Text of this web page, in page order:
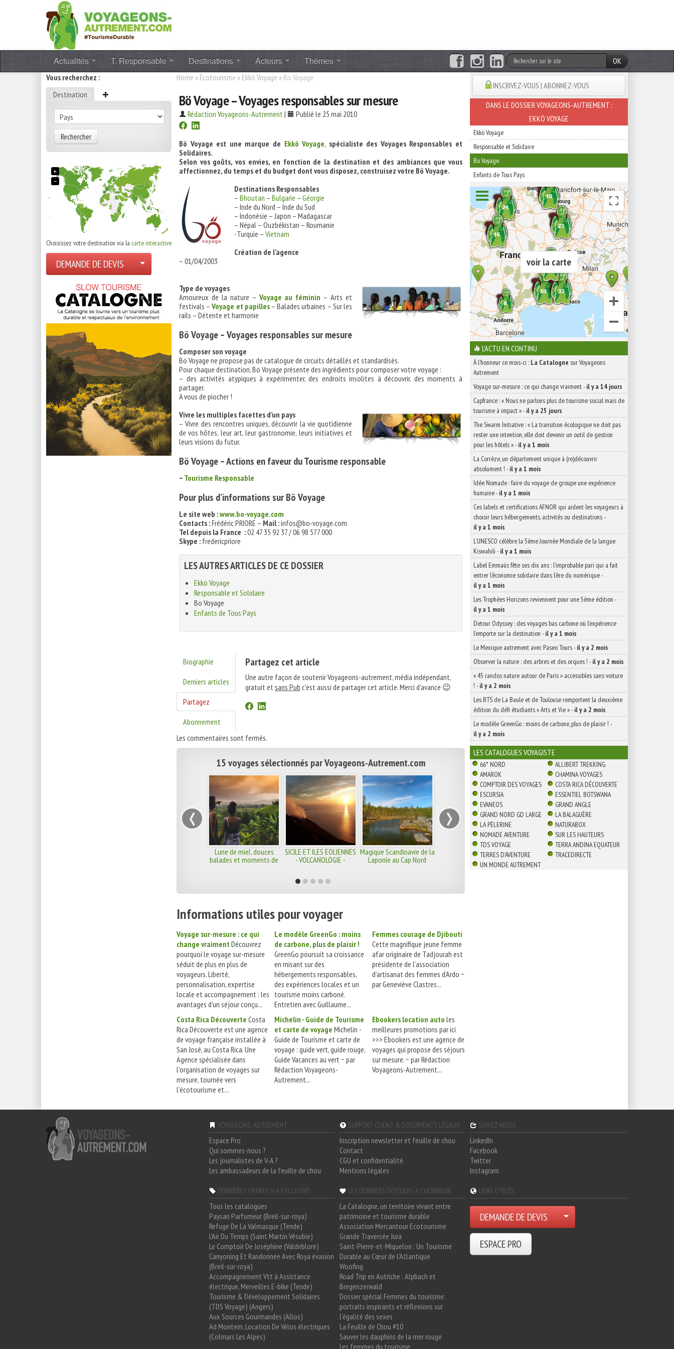
Actualités T. Responsable Destinations Acteurs Thèmes
OK
Vous recherchez :
Destination
Rechercher
+
−
Choisissez votre destination via la carte interactive
DEMANDE DE DEVIS
Home » Écotourisme » Ekkö Voyage » Bo Voyage
Bö Voyage – Voyages responsables sur mesure
Rédaction Voyageons-Autrement| Publié le 25 mai 2010
Bö Voyage est une marque de Ekkö Voyage, spécialiste des Voyages Responsables et
Solidaires.
Selon vos goûts, vos envies, en fonction de la destination et des ambiances que vous
affectionnez, du temps et du budget dont vous disposez, construisez votre Bö Voyage.
Destinations Responsables
– Bhoutan – Bulgarie – Géorgie
– Inde du Nord – Inde du Sud
– Indonésie – Japon – Madagascar
– Népal – Ouzbékistan – Roumanie
-Turquie – Vietnam
Création de l’agence
– 01/04/2003
Type de voyages
Amoureux de la nature – Voyage au féminin – Arts et
festivals –Voyage et papilles– Balades urbaines – Sur les
rails – Détente et harmonie
Bö Voyage – Voyages responsables sur mesure
Composer son voyage
Bö Voyage ne propose pas de catalogue de circuits détaillés et standardisés.
Pour chaque destination, Bö Voyage présente des ingrédients pour composer votre voyage :
– des activités atypiques à expérimenter, des endroits insolites à découvrir, des moments à
partager.
A vous de piocher !
Vivre les multiples facettes d’un pays
– Vivre des rencontres uniques, découvrir la vie quotidienne
de vos hôtes, leur art, leur gastronomie, leurs initiatives et
leurs visions du futur.
Bö Voyage – Actions en faveur du Tourisme responsable
– Tourisme Responsable
Pour plus d’informations sur Bö Voyage
Le site web :www.bo-voyage.com
Contacts :Frédéric PRIORE – Mail :infos@bo-voyage.com
Tel depuis la France :02 47 35 92 37 / 06 98 577 000
Skype : fredericpriore
LES AUTRES ARTICLES DE CE DOSSIER
Ekkö Voyage
Responsable et Solidaire
Bo Voyage
Enfants de Tous Pays
Biographie
Derniers articles
Partagez
Abonnement
Partagez cet article
Une autre façon de soutenir Voyageons-autrement, média indépendant,
gratuit etsans Pub c'est aussi de partager cet article. Merci d'avance 😉
Les commentaires sont fermés.
15 voyages sélectionnés par Voyageons-Autrement.com
Lune de miel, douces
balades et moments de
SICILE ET ILES EOLIENNES
- VOLCANOLOGIE -
Magique Scandinavie de la
Laponie au Cap Nord
‹ ›
Informations utiles pour voyager
Voyage sur-mesure : ce qui
change vraiment Découvrez
pourquoi le voyage sur-mesure
séduit de plus en plus de
voyageurs. Liberté,
personnalisation, expertise
locale et accompagnement : les
avantages d'un séjour conçu...
Le modèle GreenGo : moins
de carbone, plus de plaisir !
GreenGo poursuit sa croissance
en misant sur des
hébergements responsables,
des expériences locales et un
tourisme moins carboné.
Entretien avec Guillaume...
Femmes courage de Djibouti
Cette magnifique jeune femme
afar originaire de Tadjourah est
présidente de l’association
d’artisanat des femmes d’Ardo ~
par Geneviève Clastres...
Costa Rica Découverte Costa
Rica Découverte est une agence
de voyage française installée à
San José, au Costa Rica. Une
Agence spécialisée dans
l'organisation de voyages sur
mesure, tournée vers
l'écotourisme et...
Michelin - Guide de Tourisme
et carte de voyage Michelin -
Guide de Tourisme et carte de
voyage : guide vert, guide rouge,
Guide Vacances au vert ~ par
Rédaction Voyageons-
Autrement...
Ebookers location auto les
meilleures promotions par ici
>>> Ebookers est une agence de
voyages qui propose des séjours
sur mesure. ~ par Rédaction
Voyageons-Autrement...
INSCRIVEZ-VOUS | ABONNEZ-VOUS
DANS LE DOSSIER VOYAGEONS-AUTREMENT :
EKKÖ VOYAGE
Ekkö Voyage
Responsable et Solidaire
Bo Voyage
Enfants de Tous Pays
voir la carte
L'ACTU EN CONTINU
À l'honneur ce mois-ci : La Catalogne sur Voyageons
Autrement
Voyage sur-mesure : ce qui change vraiment-il y a 14 jours
Capfrance : « Nous ne parlons plus de tourisme social mais de
tourisme à impact »-il y a 25 jours
The Swarm Initiative : « La transition écologique ne doit pas
rester une intention, elle doit devenir un outil de gestion
pour les hôtels »-il y a 1 mois
La Corrèze, un département unique à (re)découvrir
absolument ! -il y a 1 mois
Idée Nomade : faire du voyage de groupe une expérience
humaine-il y a 1 mois
Ces labels et certifications AFNOR qui aident les voyageurs à
choisir leurs hébergements, activités ou destinations-
il y a 1 mois
L’UNESCO célèbre la 5ème Journée Mondiale de la langue
Kiswahili -il y a 1 mois
Label Emmaüs fête ses dix ans : l’improbable pari qui a fait
entrer l’économie solidaire dans l’ère du numérique-
il y a 1 mois
Les Trophées Horizons reviennent pour une 5ème édition -
il y a 1 mois
Detour Odyssey : des voyages bas carbone où l’expérience
l’emporte sur la destination -il y a 1 mois
Le Mexique autrement avec Paseo Tours-il y a 2 mois
Observer la nature : des arbres et des orques ! -il y a 2 mois
« 45 randos nature autour de Paris » accessibles sans voiture
! -il y a 2 mois
Les BTS de La Baule et de Toulouse remportent la deuxième
édition du défi étudiants « Arts et Vie »-il y a 2 mois
Le modèle GreenGo : moins de carbone, plus de plaisir ! -
il y a 2 mois
LES CATALOGUES VOYAGISTE
66° NORD
ALLIBERT TREKKING
AMAROK
CHAMINA VOYAGES
COMPTOIR DES VOYAGES
COSTA RICA DÉCOUVERTE
ESCURSIA
ESSENTIEL BOTSWANA
EVANEOS
GRAND ANGLE
GRAND NORD GD LARGE
LA BALAGUÈRE
LA PÈLERINE
NATURABOX
NOMADE AVENTURE
SUR LES HAUTEURS
TDS VOYAGE
TERRA ANDINA EQUATEUR
TERRES D'AVENTURE
TRACEDIRECTE
UN MONDE AUTREMENT
VOYAGEONS-AUTREMENT
Espace Pro
Qui sommes-nous ?
Les journalistes de V-A ?
Les ambassadeurs de la feuille de chou
SUPPORT CLIENT & DOCUMENTS LÉGAUX
Inscription newsletter et feuille de chou
Contact
CGU et confidentialité
Mentions légales
SUIVEZ-NOUS
LinkedIn
Facebook
Twitter
Instagram
DERNIÈRES OFFRES V-A EXCLUSIVE
Tous les catalogues
Paysan Parfumeur (Breil-sur-roya)
Refuge De La Valmasque (Tende)
L'Air Du Temps (Saint Martin Vésubie)
Le Comptoir De Joséphine (Valdeblore)
Canyoning Et Randonnée Avec Roya évasion
(Breil-sur-roya)
Accompagnement Vtt à Assistance
électrique, Merveilles E-bike (Tende)
Tourisme & Développement Solidaires
(TDS Voyage) (Angers)
Aux Sources Gourmandes (Allos)
Ad Montem, Location De Vélos électriques
(Colmars Les Alpes)
LES DERNIERS DOSSIERS A L'HONNEUR
La Catalogne, un territoire vivant entre
patrimoine et tourisme durable
Association Mercantour Ecotourisme
Grande Traversée Jura
Saint-Pierre-et-Miquelon : Un Tourisme
Durable au Cœur de l'Atlantique
Woofing
Road Trip en Autriche : Alpbach et
Bregenzerwald
Dossier spécial Femmes du tourisme:
portraits inspirants et réflexions sur
l'égalité des sexes
La Feuille de Chou #10
Sauver les dauphins de la mer rouge
Les femmes du tourisme
LIENS UTILES
DEMANDE DE DEVIS
ESPACE PRO